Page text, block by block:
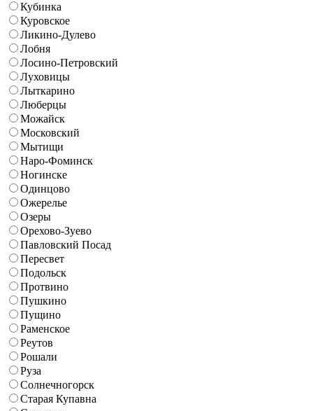
Кубинка
Куровское
Ликино-Дулево
Лобня
Лосино-Петровский
Луховицы
Лыткарино
Люберцы
Можайск
Московский
Мытищи
Наро-Фоминск
Ногинске
Одинцово
Ожерелье
Озеры
Орехово-Зуево
Павловский Посад
Пересвет
Подольск
Протвино
Пушкино
Пущино
Раменское
Реутов
Рошали
Руза
Солнечногорск
Старая Купавна